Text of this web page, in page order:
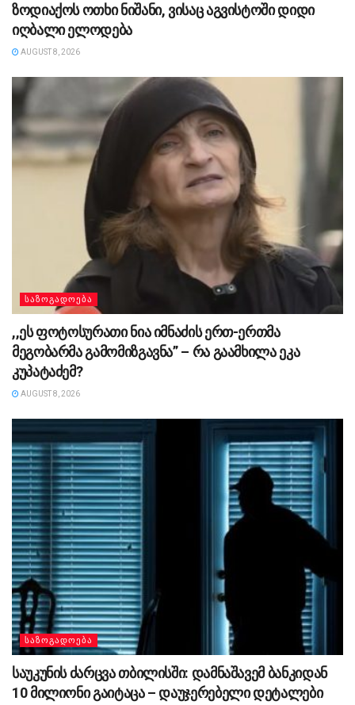
ზოდიაქოს ოთხი ნიშანი, ვისაც აგვისტოში დიდი
იღბალი ელოდება
AUGUST 8, 2026
ᲡᲐᲖᲝᲒᲐᲓᲝᲔᲑᲐ
,,ეს ფოტოსურათი ნია იმნაძის ერთ-ერთმა
მეგობარმა გამომიზგავნა” – რა გაამხილა ეკა
კუპატაძემ?
AUGUST 8, 2026
ᲡᲐᲖᲝᲒᲐᲓᲝᲔᲑᲐ
საუკუნის ძარცვა თბილისში: დამნაშავემ ბანკიდან
10 მილიონი გაიტაცა – დაუჯერებელი დეტალები